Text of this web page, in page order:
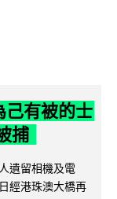
己有被的士
捕
遺留相機及電
經港珠澳大橋再